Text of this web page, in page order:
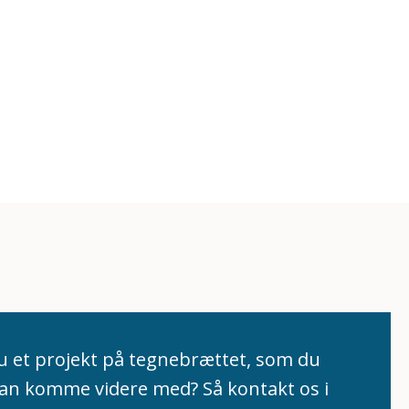
et pr​ojekt på tegnebrættet, som du
komme videre​ med?​ Så kontakt os i